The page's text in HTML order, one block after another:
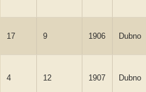
17 9 1906 Dubno
4 12 1907 Dubno